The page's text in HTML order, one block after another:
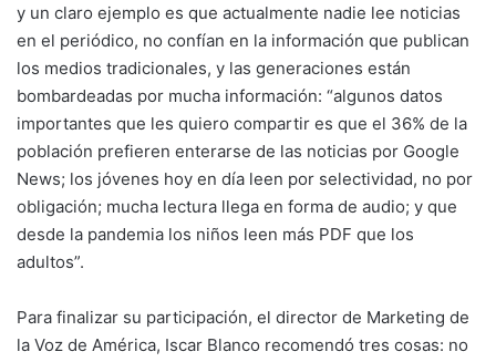
y un claro ejemplo es que actualmente nadie lee noticias
en el periódico, no confían en la información que publican
los medios tradicionales, y las generaciones están
bombardeadas por mucha información: “algunos datos
importantes que les quiero compartir es que el 36% de la
población prefieren enterarse de las noticias por Google
News; los jóvenes hoy en día leen por selectividad, no por
obligación; mucha lectura llega en forma de audio; y que
desde la pandemia los niños leen más PDF que los
adultos”.
Para finalizar su participación, el director de Marketing de
la Voz de América, Iscar Blanco recomendó tres cosas: no